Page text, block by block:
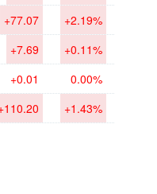
+77.07 +2.19%
+7.69 +0.11%
+0.01 0.00%
+1.43%